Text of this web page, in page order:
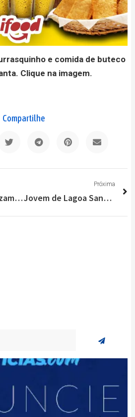
e comida de buteco
Clique na imagem.
Compartilhe
PMMG e DEH realizam operação conjunta no Jardim Daliana, em Vespasiano
Próxima
Jovem de Lagoa Santa é destaque na RMBH com acabamentos de alto padrão